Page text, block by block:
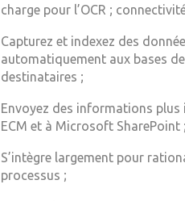
charge pour l’OCR ;
Capturez et indexez des
automatiquement aux bases
destinataires ;
Envoyez des informations plus
ECM et à Microsoft SharePoint ;
S’intègre largement pour
processus ;